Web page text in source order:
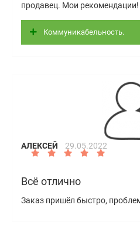
продавец. Мои рекомендации!
Коммуникабельность.
АЛЕКСЕЙ 29.05.2022
Всё отлично
Заказ пришёл быстро,